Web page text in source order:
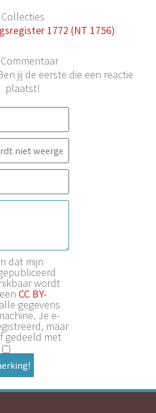
Collecties
1772 (NT 1756)
Commentaar
jij de eerste die een reactie
plaatst!
dat mijn
wordt
CC BY-
gegevens
Je e-
maar
gedeeld met